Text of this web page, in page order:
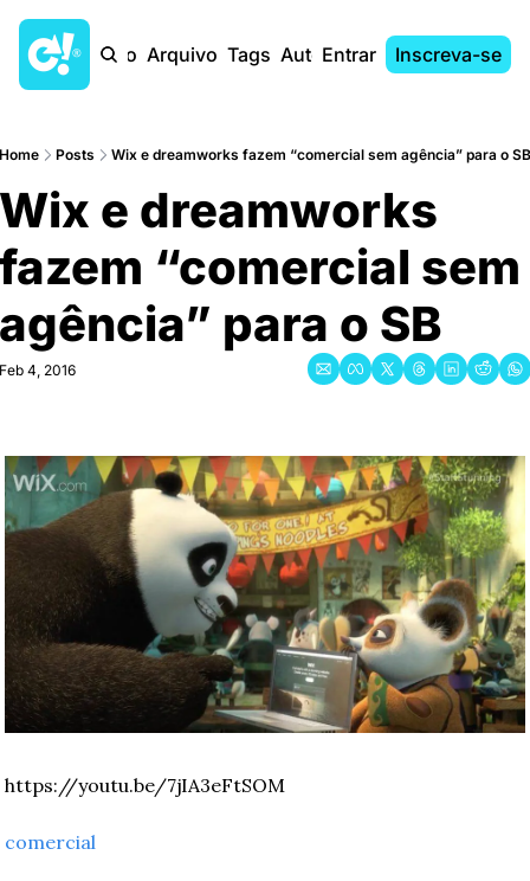
Início Arquivo Tags AutoresEntrar Inscreva-se
Home Posts Wix e dreamworks fazem “comercial sem agência” para o SB
Wix e dreamworks
fazem “comercial sem
agência” para o SB
Feb 4, 2016
https://youtu.be/7jIA3eFtSOM
comercial